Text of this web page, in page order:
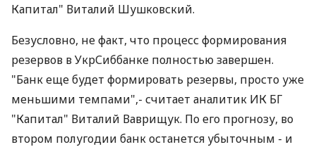
Капитал" Виталий Шушковский.
Безусловно, не факт, что процесс формирования
резервов в УкрСиббанке полностью завершен.
"Банк еще будет формировать резервы, просто уже
меньшими темпами",- считает аналитик ИК БГ
"Капитал" Виталий Ваврищук. По его прогнозу, во
втором полугодии банк останется убыточным - и